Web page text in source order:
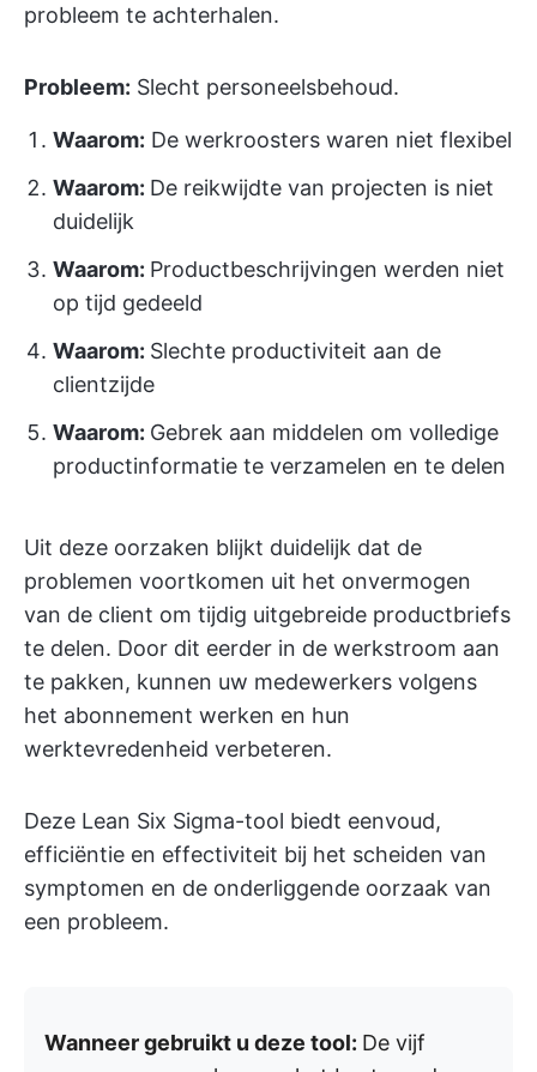
probleem te achterhalen.
Probleem: Slecht personeelsbehoud.
Waarom: De werkroosters waren niet flexibel
Waarom: De reikwijdte van projecten is niet
duidelijk
Waarom: Productbeschrijvingen werden niet
op tijd gedeeld
Waarom: Slechte productiviteit aan de
clientzijde
Waarom: Gebrek aan middelen om volledige
productinformatie te verzamelen en te delen
Uit deze oorzaken blijkt duidelijk dat de
problemen voortkomen uit het onvermogen
van de client om tijdig uitgebreide productbriefs
te delen. Door dit eerder in de werkstroom aan
te pakken, kunnen uw medewerkers volgens
het abonnement werken en hun
werktevredenheid verbeteren.
Deze Lean Six Sigma-tool biedt eenvoud,
efficiëntie en effectiviteit bij het scheiden van
symptomen en de onderliggende oorzaak van
een probleem.
Wanneer gebruikt u deze tool: De vijf